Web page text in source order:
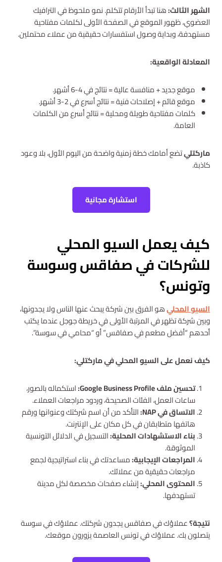
الشهر الثالث:هنا تبدأ الأرقام تتكلم. نمو ملحوظ في الترافيك
العضوي، ظهور الموقع في الصفحة الأولى لكلمات مفتاحية
مستهدفة، وبداية وصول استفسارات حقيقية من عملاء محتملين.
المعادلة الواقعية:
موقع جديد + منافسة عالية = نتائج في 4-6 أشهر.
موقع قائم + إصلاحات فنية = نتائج أسرع في 2-3 أشهر.
كلمات مفتاحية طويلة ومحلية = نتائج أسرع من الكلمات
العامة.
ماركتليتضع أمامك خطة زمنية واضحة من اليوم الأول، بلا وعود
كاذبة.
استشارة مجانية
كيف يعمل السيو المحلي
للشركات في صفاقس وسوسة
وتونس؟
السيو المحليهو الفرق بين شركة يبحث عنها الناس ولا يجدونها،
وبين شركة تظهر في المرتبة الأولى في خريطة جوجل عندما يكتب
أحدهم “أفضل مطعم في صفاقس” أو “محامي في سوسة”.
كيف نعمل على السيو المحلي في ماركتلي:
تحسين ملف Google Business Profile:
استكماله بالصور،
ساعات العمل، الفئات الصحيحة، وردود مراجعات العملاء.
الاتساق في NAP:
التأكد من أن اسم شركتك وعنوانها ورقم
هاتفها متطابقان في كل مكان على الإنترنت.
بناء الاستشهادات المحلية:التسجيل في الدلائل التونسية
الموثوقة.
المراجعات الإيجابية:مساعدتك في بناء استراتيجية لجمع
مراجعات حقيقية من عملائك.
المحتوى المحلي:إنشاء صفحات مخصصة لكل مدينة
تستهدفها.
نتيجة؟عملاؤك في صفاقس يجدون شركتك. عملاؤك في سوسة
يتصلون بك. عملاؤك في تونس العاصمة يزورون موقعك.